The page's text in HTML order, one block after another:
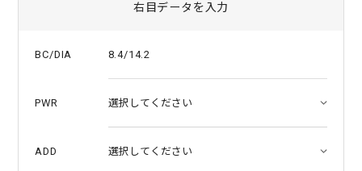
右目データを入力
BC/DIA 8.4/14.2
PWR
ADD